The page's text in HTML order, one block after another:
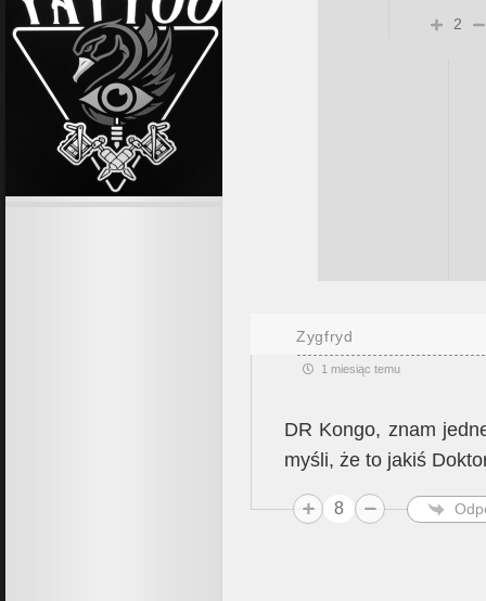
2
Zygfryd
1 miesiąc temu
DR Kongo, znam
myśli, że to jakiś
8